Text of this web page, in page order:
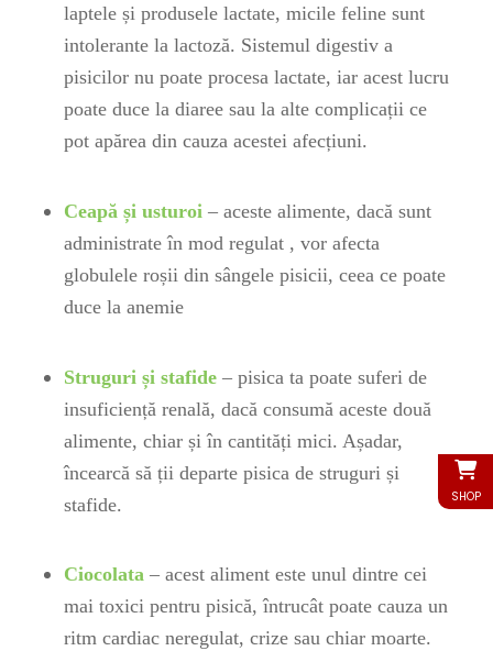
laptele și produsele lactate, micile feline sunt
intolerante la lactoză. Sistemul digestiv a
pisicilor nu poate procesa lactate, iar acest lucru
poate duce la diaree sau la alte complicații ce
pot apărea din cauza acestei afecțiuni.
Ceapă și usturoi – aceste alimente, dacă sunt
administrate în mod regulat , vor afecta
globulele roșii din sângele pisicii, ceea ce poate
duce la anemie
Struguri și stafide– pisica ta poate suferi de
insuficiență renală, dacă consumă aceste două
alimente, chiar și în cantități mici. Așadar,
încearcă să ții departe pisica de struguri și
stafide.
Ciocolata– acest aliment este unul dintre cei
mai toxici pentru pisică, întrucât poate cauza un
ritm cardiac neregulat, crize sau chiar moarte.
SHOP